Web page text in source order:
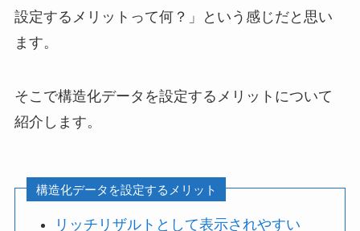
設定するメリットって何？」という感じだと思い
ます。
そこで構造化データを設定するメリットについて
紹介します。
構造化データを設定するメリット
リッチリザルトとして表示されやすい